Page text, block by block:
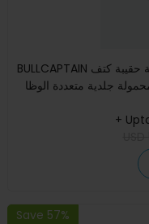
BULLCAPTAIN حقيبة رسائل عمل جلد طبيعي صغيرة عتيقة حقيبة كتف
جلدية متعددة الوظا
+
Save 57%